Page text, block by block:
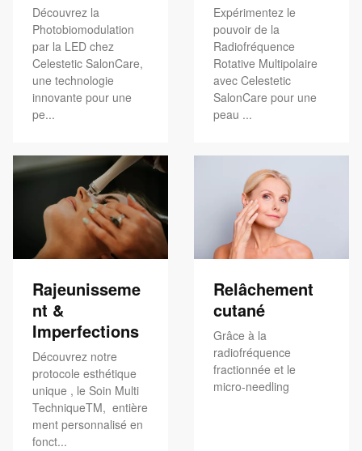
Découvrez la
Photobiomodulation
par la LED chez
Celestetic SalonCare,
une technologie
innovante pour une
pe...
Expérimentez le
pouvoir de la
Radiofréquence
Rotative Multipolaire
avec Celestetic
SalonCare pour une
peau ...
Rajeunisseme
nt &
Imperfections
Découvrez notre
protocole esthétique
unique , le Soin Multi
TechniqueTM, entière
ment personnalisé en
fonct...
Relâchement
cutané
Grâce à la
radiofréquence
fractionnée et le
micro-needling